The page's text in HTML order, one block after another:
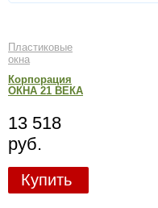
Пластиковые
окна
Корпорация
ОКНА 21 ВЕКА
13 518
руб.
Купить